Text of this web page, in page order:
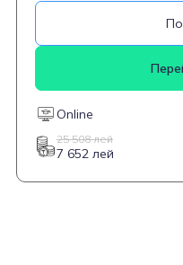
научатся
работать с проектной
администрировать
обучать
совместно с
сертифицирован
соответствие
Online
25 508 лей
7 652 лей